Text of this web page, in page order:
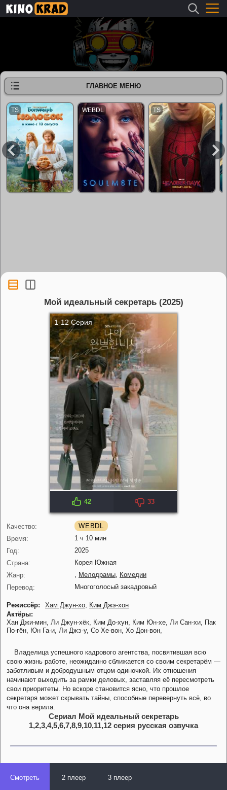
Мой идеальный секретарь (2025)
IMDB: 7.7 KP: 7.9
42 33
1-12 Серия
Качество:
WEBDL
Время:
1 ч 10 мин
Год:
2025
Страна:
Корея Южная
Жанр:
Мелодрамы
Комедии
Перевод:
Многоголосый закадровый
Режиссёр: Хам Джун-хо
Ким Джэ-хон
Актёры:
Хан Джи-мин, Ли Джун-хёк, Ким До-хун, Ким Юн-хе, Ли Сан-хи,
Пак
По-гён,
Юн Га-и, Ли Джэ-у, Со Хе-вон, Хо Дон-вон,
Владелица успешного кадрового агентства, посвятившая всю
свою жизнь работе, неожиданно сближается со своим секретарём —
заботливым и добродушным отцом-одиночкой. Их отношения
начинают выходить за рамки деловых, заставляя её пересмотреть
свои приоритеты. Но вскоре становится ясно, что прошлое
секретаря может скрывать тайны, способные перевернуть всё, во
что она верила.
Сериал Мой идеальный секретарь
1,2,3,4,5,6,7,8,9,10,11,12 серия русская озвучка
Смотреть 2 плеер 3 плеер
ГЛАВНОЕ МЕНЮ